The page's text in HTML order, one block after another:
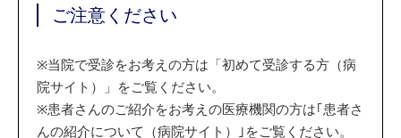
ご注意ください
※当院で受診をお考えの方は「初めて受診する方（病
院サイト）」をご覧ください。
※患者さんのご紹介をお考えの医療機関の方は｢患者さ
んの紹介について（病院サイト）｣をご覧ください。